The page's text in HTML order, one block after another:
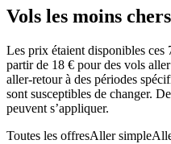
Vols les moins
Les prix étaient disponibles ces
partir de 18 € pour des vols
aller-retour à des périodes
sont susceptibles de changer.
peuvent s’appliquer.
Toutes les offresAller simple